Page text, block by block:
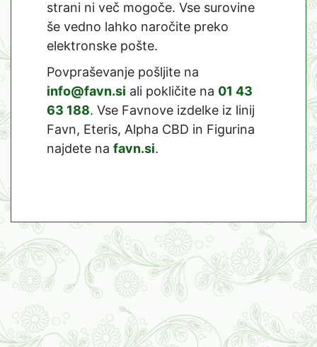
strani ni več mogoče. Vse surovine
še vedno lahko naročite preko
elektronske pošte.
Povpraševanje pošljite na
info@favn.si ali pokličite na 01 43
63 188. Vse Favnove izdelke iz linij
Favn, Eteris, Alpha CBD in Figurina
najdete na favn.si.